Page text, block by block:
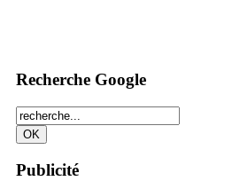
Recherche Google
Publicité